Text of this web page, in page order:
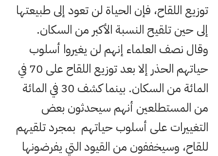
توزيع اللقاح، فإن الحياة لن تعود إلى طبيعتها
إلى حين تلقيح النسبة الأكبر من السكان.
وقال نصف العلماء إنهم لن يغيروا أسلوب
حياتهم الحذر إلا بعد توزيع اللقاح على 70 في
المائة من السكان. بينما كشف 30 في المائة
من المستطلعين أنهم سيحدثون بعض
التغييرات على أسلوب حياتهم بمجرد تلقيهم
للقاح، وسيخففون من القيود التي يفرضونها